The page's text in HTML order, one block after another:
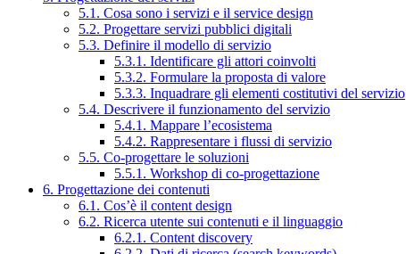
5.1. Cosa sono i servizi e il service design
5.2. Progettare servizi pubblici digitali
5.3. Definire il modello di servizio
5.3.1. Identificare gli attori coinvolti
5.3.2. Formulare la proposta di valore
5.3.3. Inquadrare gli elementi costitutivi del servizio
5.4. Descrivere il funzionamento del servizio
5.4.1. Mappare l’ecosistema
5.4.2. Rappresentare i flussi di servizio
5.5. Co-progettare le soluzioni
5.5.1. Workshop di co-progettazione
6. Progettazione dei contenuti
6.1. Cos’è il content design
6.2. Ricerca utente sui contenuti e il linguaggio
6.2.1. Content discovery